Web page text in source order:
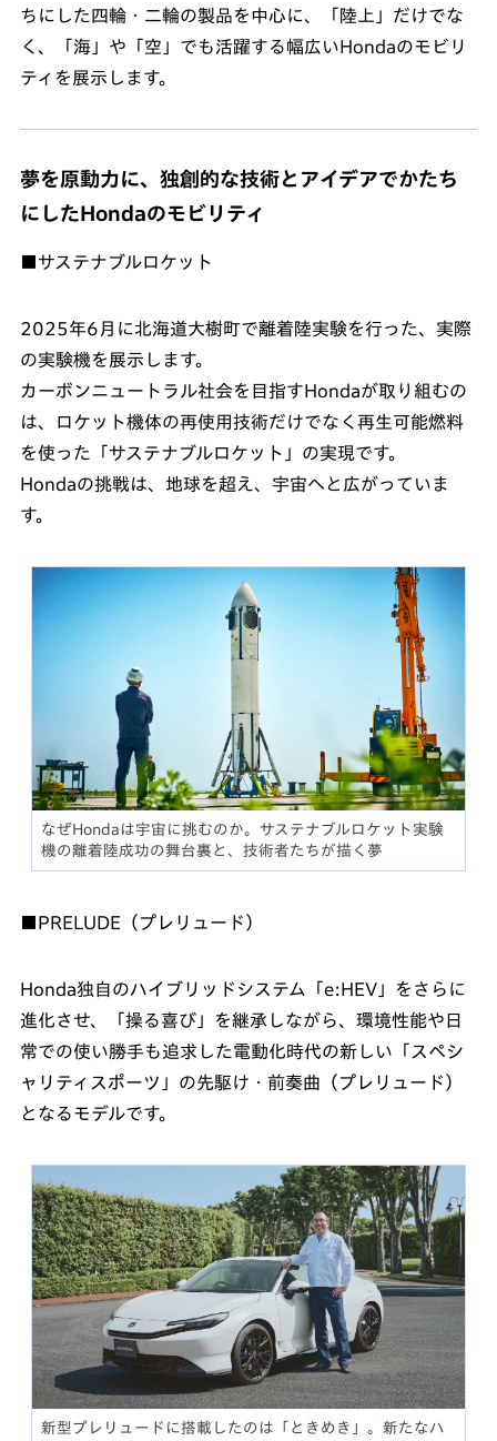
ちにした四輪・二輪の製品を中心に、「陸上」だけでな
く、「海」や「空」でも活躍する幅広いHondaのモビリ
ティを展示します。
夢を原動力に、独創的な技術とアイデアでかたち
にしたHondaのモビリティ
■サステナブルロケット
2025年6月に北海道大樹町で離着陸実験を行った、実際
の実験機を展示します。
カーボンニュートラル社会を目指すHondaが取り組むの
は、ロケット機体の再使用技術だけでなく再生可能燃料
を使った「サステナブルロケット」の実現です。
Hondaの挑戦は、地球を超え、宇宙へと広がっていま
す。
なぜHondaは宇宙に挑むのか。サステナブルロケット実験
機の離着陸成功の舞台裏と、技術者たちが描く夢
■PRELUDE（プレリュード）
Honda独自のハイブリッドシステム「e:HEV」をさらに
進化させ、「操る喜び」を継承しながら、環境性能や日
常での使い勝手も追求した電動化時代の新しい「スペシ
ャリティスポーツ」の先駆け・前奏曲（プレリュード）
となるモデルです。
新型プレリュードに搭載したのは「ときめき」。新たなハ